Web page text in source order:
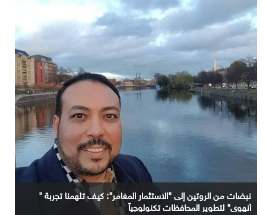
نبضات من الروتين إلى "الاستثمار المغامر": كيف تلهمنا تجربة "
آنهوي" لتطوير المحافظات تكنولوجياً